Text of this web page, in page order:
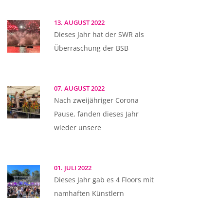
13. AUGUST 2022
Dieses Jahr hat der SWR als
Überraschung der BSB
07. AUGUST 2022
Nach zweijähriger Corona
Pause, fanden dieses Jahr
wieder unsere
01. JULI 2022
Dieses Jahr gab es 4 Floors mit
namhaften Künstlern